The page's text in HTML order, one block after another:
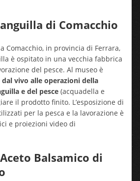
di Comacchio
Comacchio, in provincia di Ferrara,
è ospitato in una vecchia fabbrica
del pesce. Al museo è
dal vivo alle operazioni della
e del pesce(acquadella e
il prodotto finito. L’esposizione di
per la pesca e la lavorazione è
e proiezioni video di
Balsamico di